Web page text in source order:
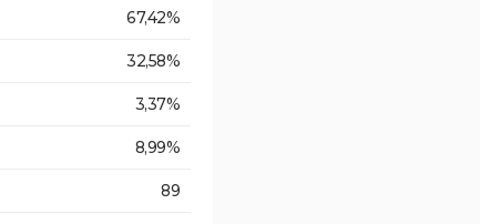
67,42%
32,58%
3,37%
8,99%
89